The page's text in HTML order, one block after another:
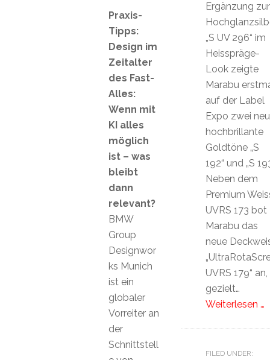
Ergänzung
„S UV 296“ im
Heisspräge-
Look zeigte
Marabu
auf der Label
Expo zwei
hochbrillante
Goldtöne „S
192“ und „S
Neben dem
Premium
UVRS 173 bot
Marabu das
neue
UVRS 179“ an,
gezielt…
Weiterlesen …
FILED UNDER:
Praxis-
Tipps:
Design im
Zeitalter
des Fast-
Alles:
Wenn mit
KI alles
möglich
ist – was
bleibt
dann
relevant?
BMW
Group
Designwor
ks Munich
ist ein
globaler
Vorreiter an
der
Schnittstell